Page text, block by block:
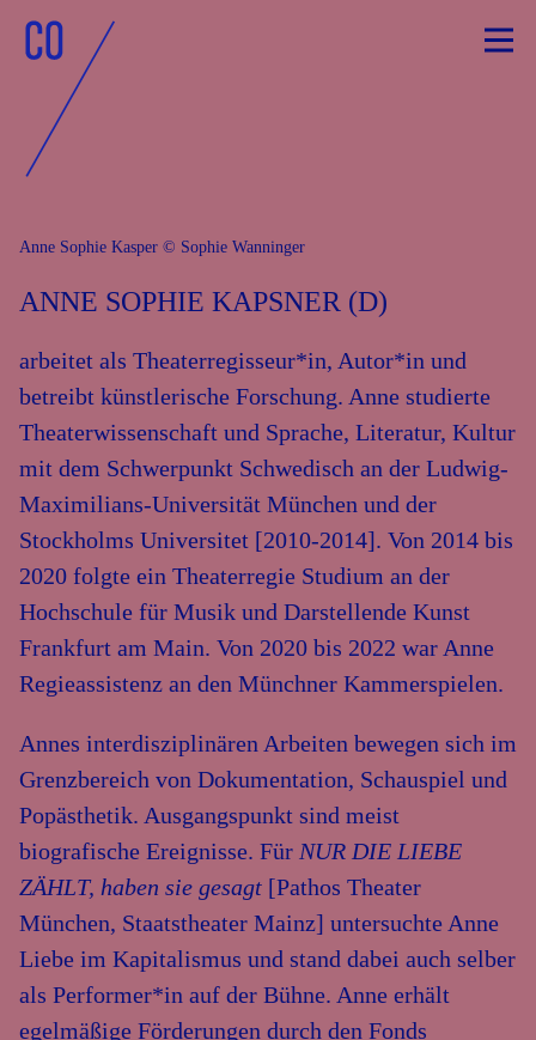
Skip
Anne Sophie Kasper © Sophie Wanninger
ANNE SOPHIE KAPSNER (D)
arbeitet als Theaterregisseur*in, Autor*in und
betreibt künstlerische Forschung. Anne studierte
Theaterwissenschaft und Sprache, Literatur, Kultur
mit dem Schwerpunkt Schwedisch an der Ludwig-
Maximilians-Universität München und der
Stockholms Universitet [2010-2014]. Von 2014 bis
2020 folgte ein Theaterregie Studium an der
Hochschule für Musik und Darstellende Kunst
Frankfurt am Main. Von 2020 bis 2022 war Anne
Regieassistenz an den Münchner Kammerspielen.
Annes interdisziplinären Arbeiten bewegen sich im
Grenzbereich von Dokumentation, Schauspiel und
Popästhetik. Ausgangspunkt sind meist
biografische Ereignisse. Für NUR DIE LIEBE
ZÄHLT, haben sie gesagt [Pathos Theater
München, Staatstheater Mainz] untersuchte Anne
Liebe im Kapitalismus und stand dabei auch selber
als Performer*in auf der Bühne. Anne erhält
egelmäßige Förderungen durch den Fonds